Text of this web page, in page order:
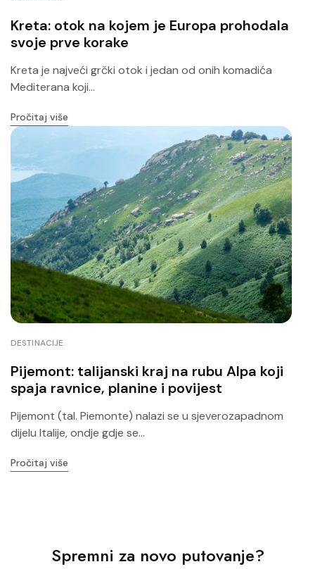
Kreta: otok na kojem je Europa prohodala
svoje prve korake
Kreta je najveći grčki otok i jedan od onih komadića
Mediterana koji...
Pročitaj više
DESTINACIJE
Pijemont: talijanski kraj na rubu Alpa koji
spaja ravnice, planine i povijest
Pijemont (tal. Piemonte) nalazi se u sjeverozapadnom
dijelu Italije, ondje gdje se...
Pročitaj više
Spremni za novo putovanje?